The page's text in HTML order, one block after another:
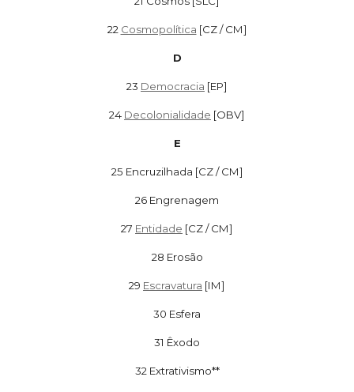
22 Cosmopolítica [CZ / CM]
D
23 Democracia [EP]
24 Decolonialidade [OBV]
E
25 Encruzilhada [CZ / CM]
26 Engrenagem
27 Entidade [CZ / CM]
28 Erosão
29 Escravatura [IM]
30 Esfera
31 Êxodo
32 Extrativismo**